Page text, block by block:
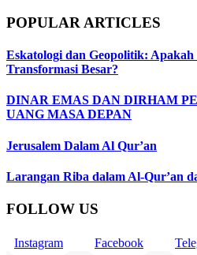
POPULAR ARTICLES
Eskatologi dan Geopolitik:
Transformasi Besar?
DINAR EMAS DAN DIRHAM
UANG MASA DEPAN
Jerusalem Dalam Al Qur’an
Larangan Riba dalam Al-Qur’an
FOLLOW US
Instagram Facebook